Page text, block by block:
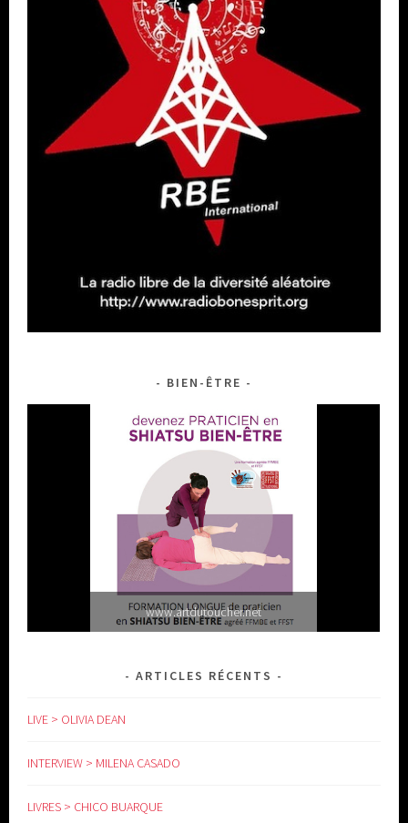
BIEN-ÊTRE
www.artdutoucher.net
ARTICLES RÉCENTS
LIVE > OLIVIA DEAN
INTERVIEW > MILENA CASADO
LIVRES > CHICO BUARQUE